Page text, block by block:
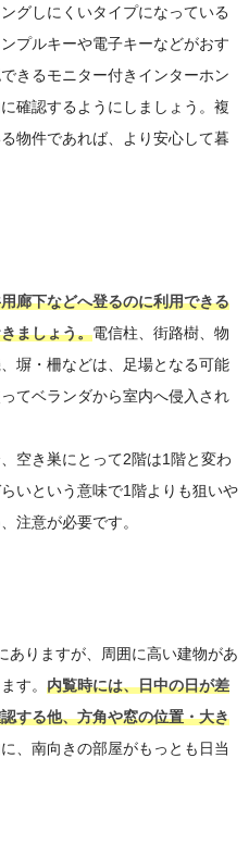
グしにくいタイプになっている
プルキーや電子キーなどがおす
きるモニター付きインターホン
確認するようにしましょう。複
物件であれば、より安心して暮
廊下などへ登るのに利用できる
ましょう。電信柱、街路樹、物
塀・柵などは、足場となる可能
てベランダから室内へ侵入され
空き巣にとって2階は1階と変わ
いという意味で1階よりも狙いや
注意が必要です。
ありますが、周囲に高い建物があ
す。 内覧時には、日中の日が差
する他、方角や窓の位置・大き
、南向きの部屋がもっとも日当